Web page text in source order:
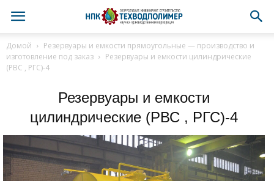
Домой
Резервуары и емкости прямоугольные — производство и
изготовление под заказ
Резервуары и емкости цилиндрические
(РВС , РГС)-4
Резервуары и емкости
цилиндрические (РВС , РГС)-4